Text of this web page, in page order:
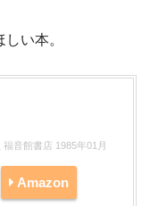
い本。
音館書店 1985年01月
Amazon